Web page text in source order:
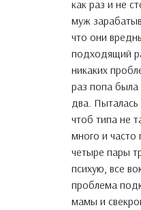
как раз и не
муж
что они
подходящий
никаких
раз попа
два.
чтоб типа не
много и часто
четыре пары
психую, все
проблема
мамы и